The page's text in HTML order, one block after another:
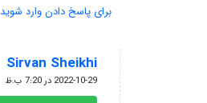
برای پاسخ دادن وارد شوید
Sirvan Sheikhi
گفته:
2022-10-29 در 7:20 ب.ظ